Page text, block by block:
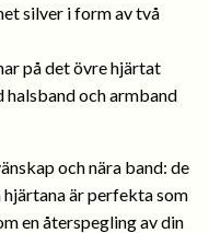
silver i form av två
på det övre hjärtat
och armband
och nära band: de
är perfekta som
en återspegling av din